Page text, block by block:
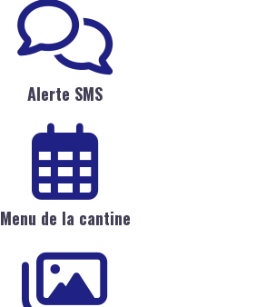
Alerte SMS
Menu de la cantine